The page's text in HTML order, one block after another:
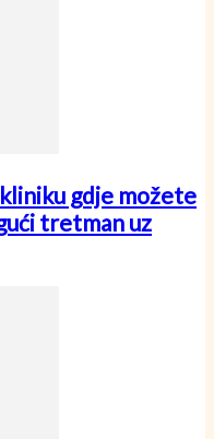
gdje možete
tretman uz